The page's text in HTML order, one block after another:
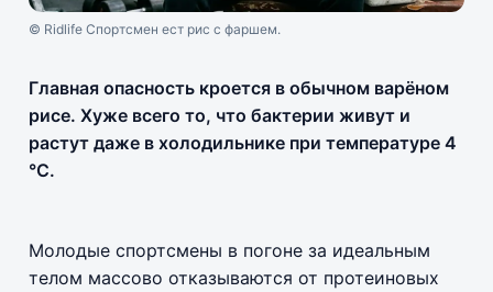
© Ridlife Спортсмен ест рис с фаршем.
Главная опасность кроется в обычном варёном
рисе. Хуже всего то, что бактерии живут и
растут даже в холодильнике при температуре 4
°C.
Молодые спортсмены в погоне за идеальным
телом массово отказываются от протеиновых